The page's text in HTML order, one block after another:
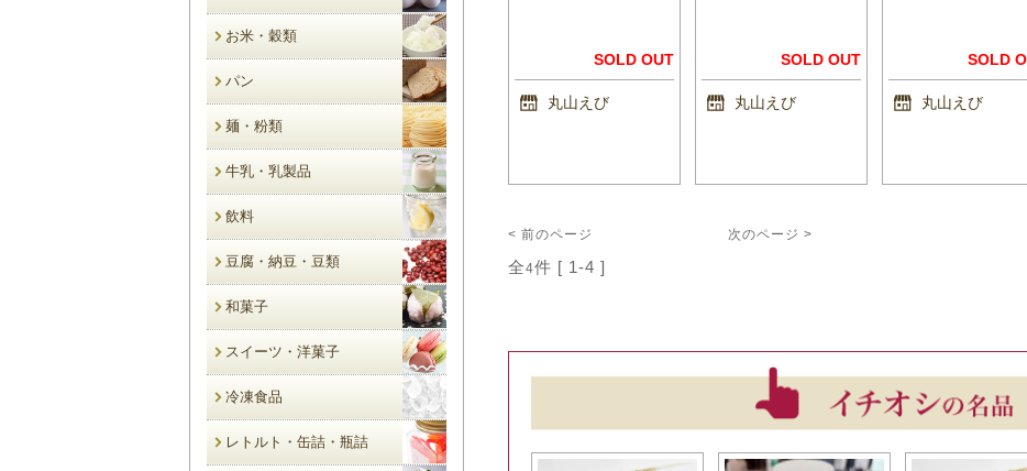
SOLD OUT
丸山えび
SOLD OUT
丸山えび
SOLD
丸山えび
< 前のページ 次のページ >
全4件 [ 1-4 ]
お米・穀類
パン
麺・粉類
牛乳・乳製品
飲料
豆腐・納豆・豆類
和菓子
スイーツ・洋菓子
冷凍食品
レトルト・缶詰・瓶詰